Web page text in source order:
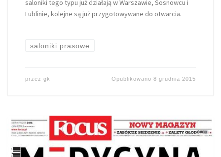
saloniki tego typu już działają w Warszawie, Sosnowcu i
Lublinie, kolejne są już przygotowywane do otwarcia.
saloniki prasowe
przez gk Opublikowano8 grudnia 2015